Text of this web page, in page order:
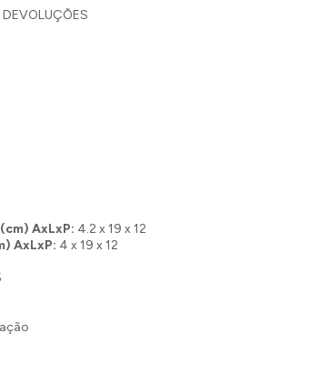
DEVOLUÇÕES
AxLxP: 4.2 x 19 x 12
AxLxP: 4 x 19 x 12